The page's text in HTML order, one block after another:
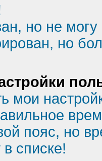
но не могу
но
мои
пояс, но
списке!